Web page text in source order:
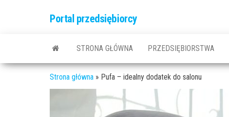
Portal przedsiębiorcy
STRONA GŁÓWNA PRZEDSIĘBIORSTWA
Strona główna » Pufa – idealny dodatek do salonu